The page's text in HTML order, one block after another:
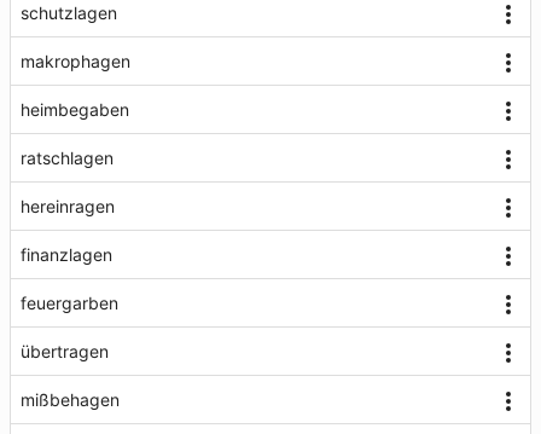
schutzlagen
makrophagen
heimbegaben
ratschlagen
hereinragen
finanzlagen
feuergarben
übertragen
mißbehagen